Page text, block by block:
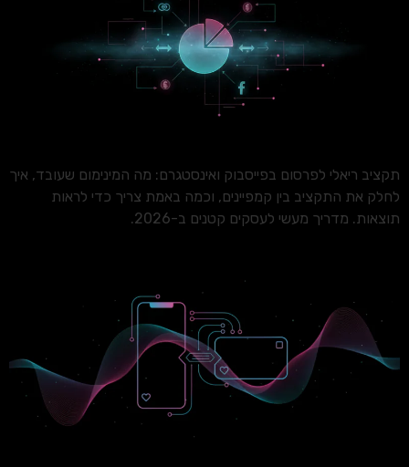
תקציב ריאלי לפרסום בפייסבוק ואינסטגרם: מה המינימום שעובד, איך
לחלק את התקציב בין קמפיינים, וכמה באמת צריך כדי לראות
תוצאות. מדריך מעשי לעסקים קטנים ב-2026.